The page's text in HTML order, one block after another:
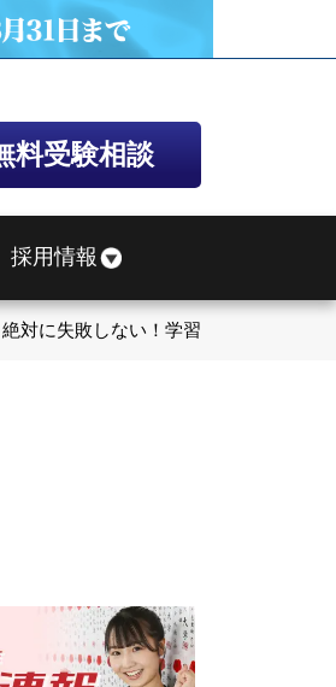
料受験相談
採用情報
対に失敗しない！学習計画表作成で高